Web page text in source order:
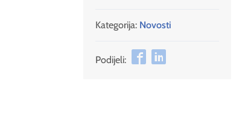
Kategorija: Novosti
Podijeli: